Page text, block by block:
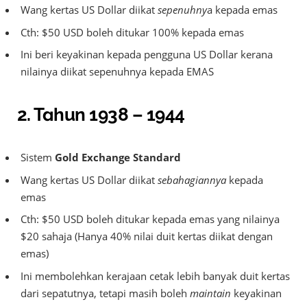
Wang kertas US Dollar diikat sepenuhnya kepada emas
Cth: $50 USD boleh ditukar 100% kepada emas
Ini beri keyakinan kepada pengguna US Dollar kerana
nilainya diikat sepenuhnya kepada EMAS
2.Tahun 1938 – 1944
Sistem Gold Exchange Standard
Wang kertas US Dollar diikat sebahagiannya kepada
emas
Cth: $50 USD boleh ditukar kepada emas yang nilainya
$20 sahaja (Hanya 40% nilai duit kertas diikat dengan
emas)
Ini membolehkan kerajaan cetak lebih banyak duit kertas
dari sepatutnya, tetapi masih boleh maintain keyakinan